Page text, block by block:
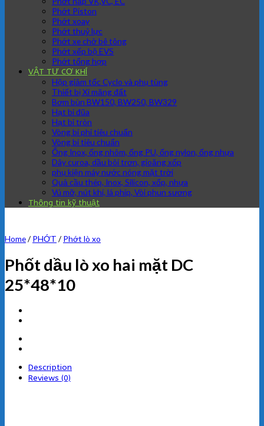
Phớt Piston
Phớt xoay
Phớt thuỷ lực
Phớt xe chở bê tông
Phớt xếp bộ EVS
Phớt tổng hợp
VẬT TƯ CƠ KHÍ
Hộp giảm tốc Cyclo và phụ tùng
Thiết bị Xi măng đất
Bơm bùn BW150, BW250, BW329
Hạt bi đũa
Hạt bi tròn
Vòng bi phi tiêu chuẩn
Vòng bi tiêu chuẩn
Ống Inox, ống nhôm, ống PU, ống nylon, ống nhựa
Dây curoa, dầu bôi trơn, gioăng xốp
phụ kiện máy nước nóng mặt trời
Quả cầu thép, Inox, Silicon, xốp, nhựa
Vú mỡ, nút khí, lá phíp, Vòi phun sương
Thông tin kỹ thuật
Home/ PHỚT / Phớt lò xo
Phốt dầu lò xo hai mặt DC
25*48*10
Description
Reviews (0)